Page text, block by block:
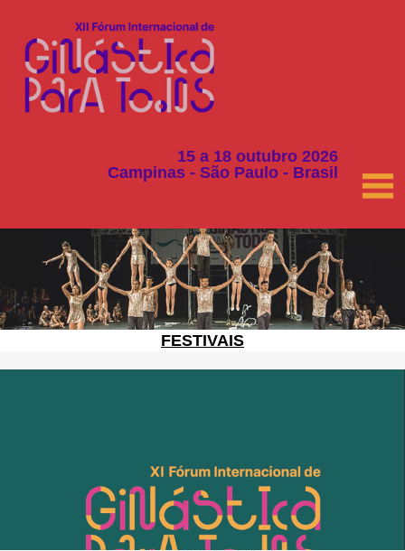
15 a 18 outubro 2026
Campinas - São Paulo - Brasil
FESTIVAIS